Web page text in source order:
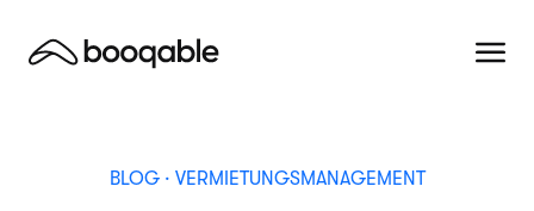
BLOG· VERMIETUNGSMANAGEMENT